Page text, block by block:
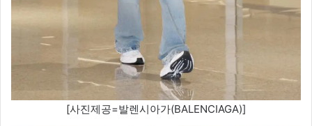
[사진제공=발렌시아가(BALENCIAGA)]